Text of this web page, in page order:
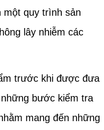
một quy trình sản
lây nhiễm các
trước khi được đưa
bước kiểm tra
mang đến những